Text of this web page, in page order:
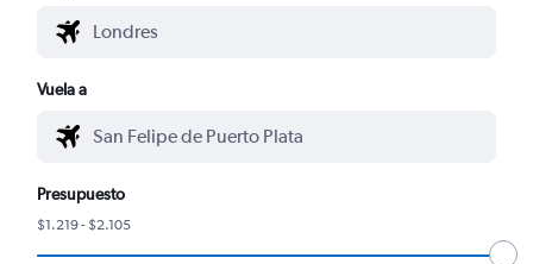
Vuela a
Presupuesto
$1.219 - $2.105